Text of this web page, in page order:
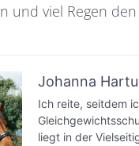
und viel Regen
Johanna
Ich reite, seitdem
liegt in der